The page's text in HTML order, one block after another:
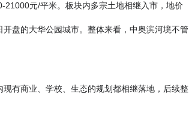
元/平米。板块内多宗土地相继入市，地价
盘的大华公园城市。整体来看，中奥滨河境不管
有商业、学校、生态的规划都相继落地，后续整